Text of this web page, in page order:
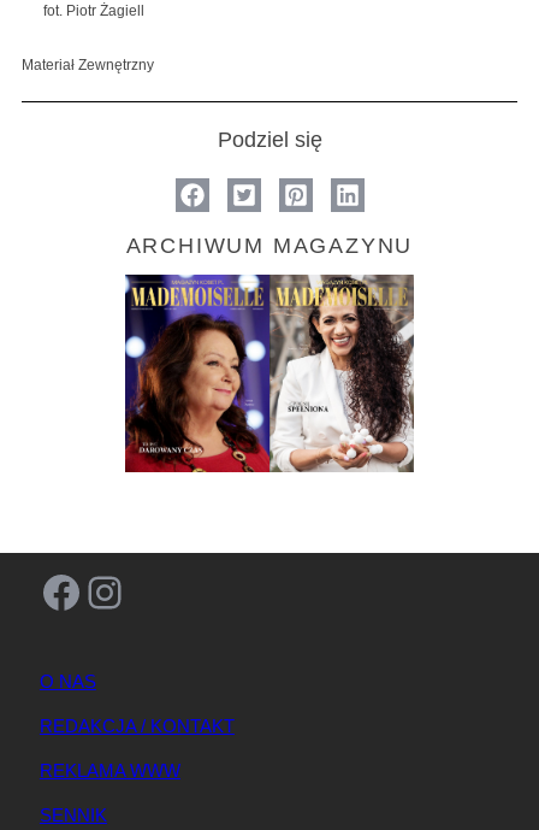
fot. Piotr Żagiell
Materiał Zewnętrzny
Podziel się
ARCHIWUM MAGAZYNU
Facebook Instagram
O NAS
REDAKCJA / KONTAKT
REKLAMA WWW
SENNIK